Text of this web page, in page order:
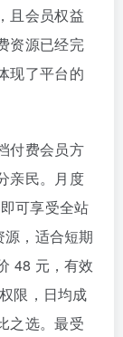
且会员权益
资源已经完
现了平台的
付费会员方
亲民。月度
可享受全站
，适合短期
48 元，有效
限，日均成
之选。最受